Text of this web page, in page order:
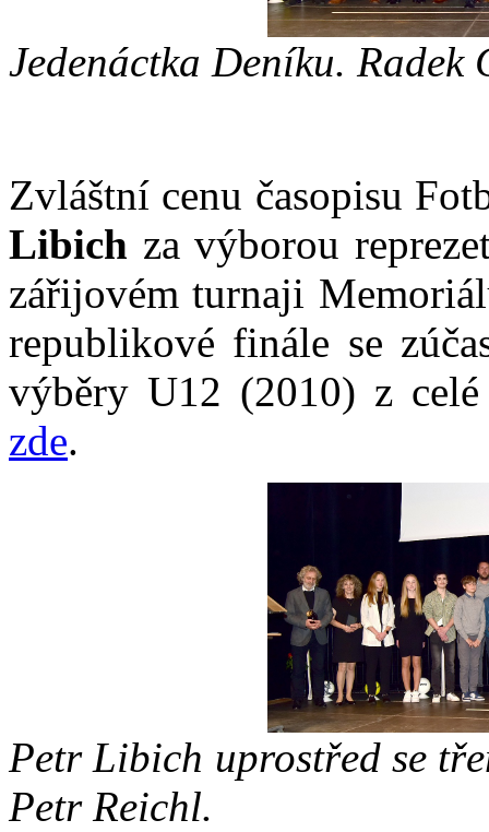
Jedenáctka Deníku.
Zvláštní cenu časopisu
Libich za výborou
zářijovém turnaji
republikové finále se
výběry U12 (2010) z
zde.
Petr Libich uprostřed se
Petr Reichl.